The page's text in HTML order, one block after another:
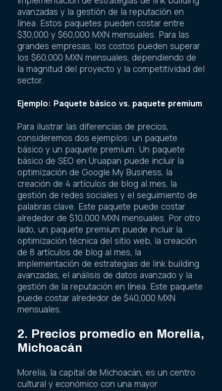
avanzadas y la gestión de la reputación en
línea. Estos paquetes pueden costar entre
$30,000 y $60,000 MXN mensuales. Para las
grandes empresas, los costos pueden superar
los $60,000 MXN mensuales, dependiendo de
la magnitud del proyecto y la competitividad del
sector.
Ejemplo: Paquete básico vs. paquete premium
Para ilustrar las diferencias de precios,
consideremos dos ejemplos: un paquete
básico y un paquete premium. Un paquete
básico de SEO en Uruapan puede incluir la
optimización de Google My Business, la
creación de 4 artículos de blog al mes, la
gestión de redes sociales y el seguimiento de
palabras clave. Este paquete puede costar
alrededor de $10,000 MXN mensuales. Por otro
lado, un paquete premium puede incluir la
optimización técnica del sitio web, la creación
de 8 artículos de blog al mes, la
implementación de estrategias de link building
avanzadas, el análisis de datos avanzado y la
gestión de la reputación en línea. Este paquete
puede costar alrededor de $40,000 MXN
mensuales.
2. Precios promedio en Morelia,
Michoacán
Morelia, la capital de Michoacán, es un centro
cultural y económico con una mayor